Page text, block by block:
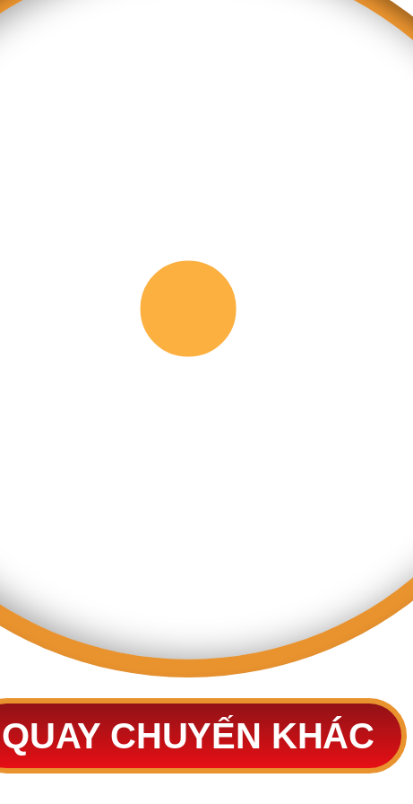
QUAY CHUYẾN KHÁC